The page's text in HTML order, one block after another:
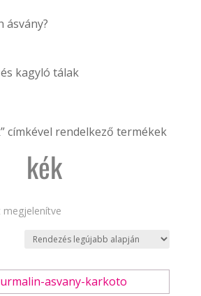
címkével rendelkező termékek
kék
megjelenítveSorted
latest
ásvány?
kagyló tálak